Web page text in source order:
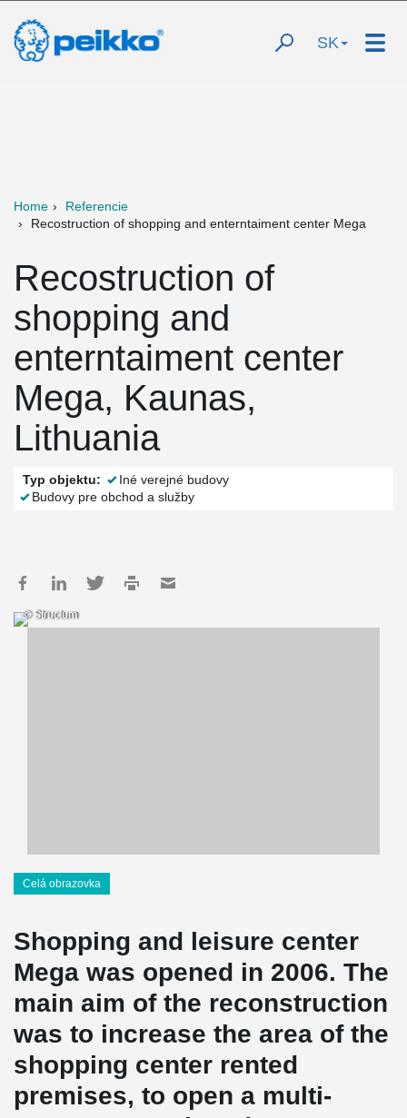
SK
Home
Referencie
Recostruction of shopping and enterntaiment center Mega
Recostruction of
shopping and
enterntaiment center
Mega, Kaunas,
Lithuania
Typ objektu:
Iné verejné budovy
Budovy pre obchod a služby
© Structum
Celá obrazovka
Shopping and leisure center
Mega was opened in 2006. The
main aim of the reconstruction
was to increase the area of the
shopping center rented
premises, to open a multi-